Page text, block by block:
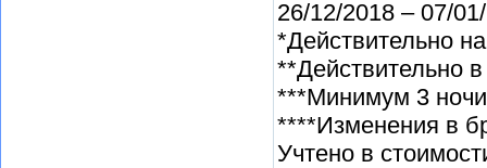
26/12/2018 – 07/
*Действительно
**Действительно
***Минимум 3
****Изменения в
Учтено в